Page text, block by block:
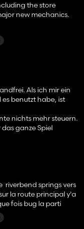
the store
new mechanics.
to ensure it's rock
a much larger
map.
and safety
Als ich mir ein
benutzt habe, ist
nichts mehr steuern.
ganze Spiel
riverbend springs vers
la route principal y'a
fois bug la parti